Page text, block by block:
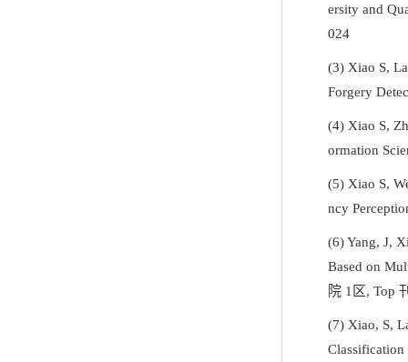
ersity and
024
(3) Xiao S,
Forgery
(4) Xiao S,
ormation
(5) Xiao S,
ncy
(6)Yang, J,
Based on
院1 区, Top
(7) Xiao, S,
Classification